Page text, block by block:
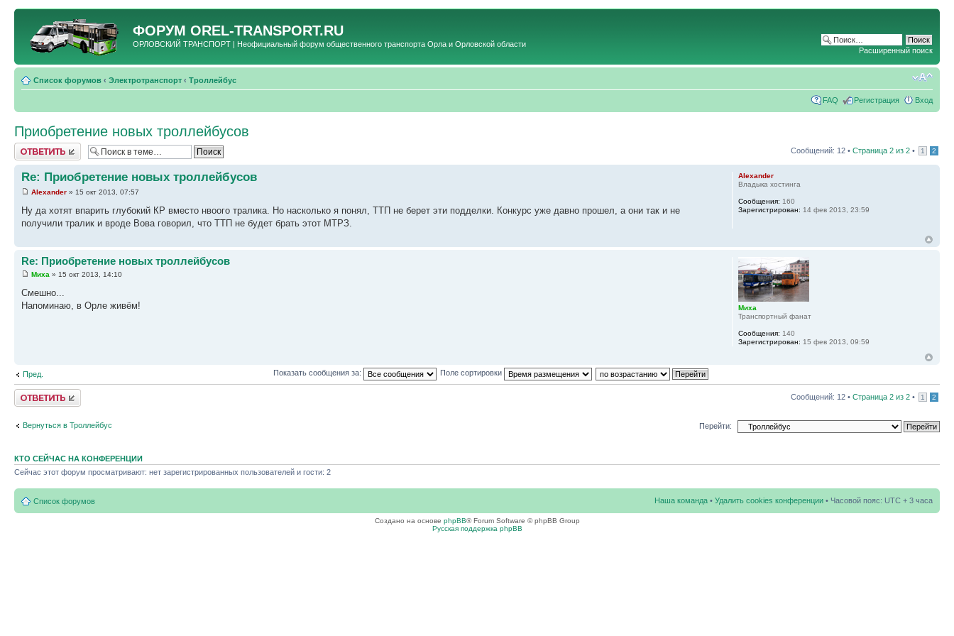
ФОРУМ OREL-TRANSPORT.RU
ОРЛОВСКИЙ ТРАНСПОРТ | Неофициальный форум общественного транспорта Орла и Орловской области
Расширенный поиск
Список форумов ‹ Электротранспорт ‹ Троллейбус
FAQ Регистрация Вход
Приобретение новых троллейбусов
Ответить Сообщений: 12 • Страница 2 из 2 • 1 2
Re: Приобретение новых троллейбусов
Alexander » 15 окт 2013, 07:57
Ну да хотят впарить глубокий КР вместо нвоого тралика. Но насколько я понял, ТТП не берет эти подделки. Конкурс уже давно прошел, а они так и не
получили тралик и вроде Вова говорил, что ТТП не будет брать этот МТРЗ.
Alexander
Владыка хостинга
Сообщения: 160
Зарегистрирован: 14 фев 2013, 23:59
Re: Приобретение новых троллейбусов
Миха » 15 окт 2013, 14:10
Смешно...
Напоминаю, в Орле живём!
Миха
Транспортный фанат
Сообщения: 140
Зарегистрирован: 15 фев 2013, 09:59
Пред. Показать сообщения за: Поле сортировки
Ответить Сообщений: 12 • Страница 2 из 2 • 1 2
Вернуться в Троллейбус Перейти:
КТО СЕЙЧАС НА КОНФЕРЕНЦИИ
Сейчас этот форум просматривают: нет зарегистрированных пользователей и гости: 2
Список форумов Наша команда • Удалить cookies конференции • Часовой пояс: UTC + 3 часа
Создано на основе phpBB® Forum Software © phpBB Group
Русская поддержка phpBB